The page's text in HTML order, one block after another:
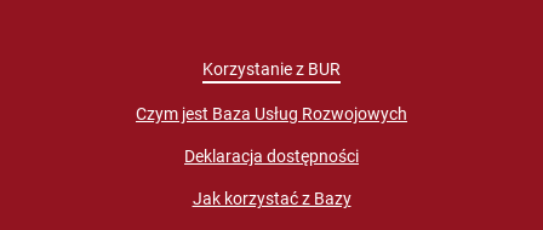
Korzystanie z BUR
Czym jest Baza Usług Rozwojowych
Deklaracja dostępności
Jak korzystać z Bazy